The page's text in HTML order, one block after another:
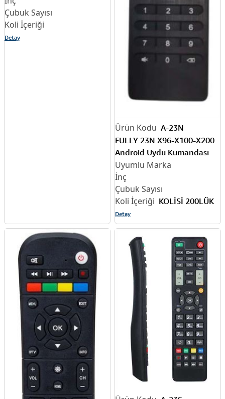
Detay
A-23N
FULLY 23N X96-X100-X200
Android Uydu Kumandası
KOLİSİ 200LÜK
Detay